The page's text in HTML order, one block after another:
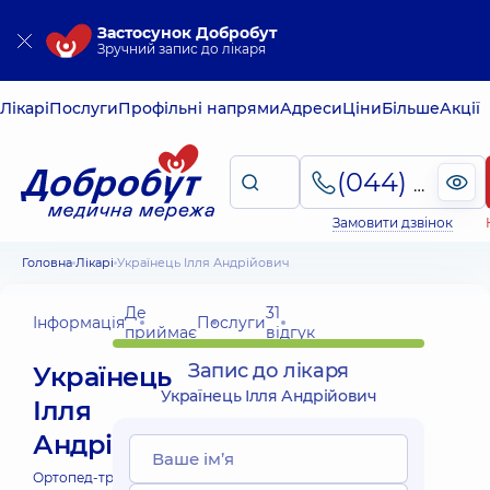
Застосунок Добробут
Зручний запис до лікаря
ЛікаріПослугиПрофільні напрямиАдресиЦіниБільшеАкції
(044) 495-2-888
Замовити дзвінок
Головна Лікарі Українець Ілля Андрійович
ІнформаціяДе
приймаєПослуги31
відгук
Українець
Ілля
Андрійович
Ортопед-травматолог;
Запис до лікаря
Українець Ілля Андрійович